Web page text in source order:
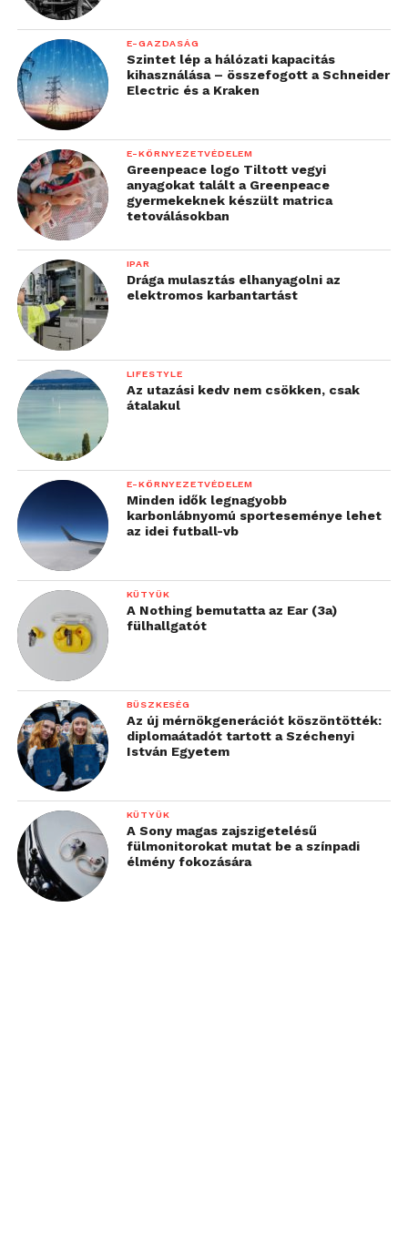
E-GAZDASÁG
Szintet lép a hálózati kapacitás
kihasználása – összefogott a Schneider
Electric és a Kraken
E-KÖRNYEZETVÉDELEM
Greenpeace logo Tiltott vegyi
anyagokat talált a Greenpeace
gyermekeknek készült matrica
tetoválásokban
IPAR
Drága mulasztás elhanyagolni az
elektromos karbantartást
LIFESTYLE
Az utazási kedv nem csökken, csak
átalakul
E-KÖRNYEZETVÉDELEM
Minden idők legnagyobb
karbonlábnyomú sporteseménye lehet
az idei futball-vb
KÜTYÜK
A Nothing bemutatta az Ear (3a)
fülhallgatót
BÜSZKESÉG
Az új mérnökgenerációt köszöntötték:
diplomaátadót tartott a Széchenyi
István Egyetem
KÜTYÜK
A Sony magas zajszigetelésű
fülmonitorokat mutat be a színpadi
élmény fokozására